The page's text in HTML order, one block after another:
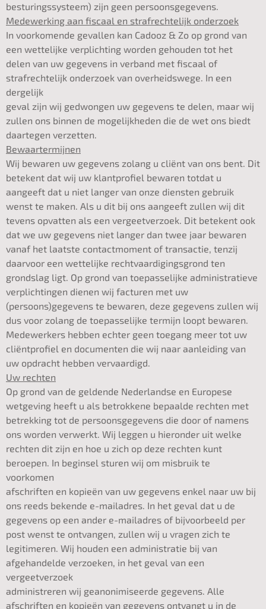
besturingssysteem) zijn geen persoonsgegevens.
Medewerking aan fiscaal en strafrechtelijk onderzoek
In voorkomende gevallen kan Cadooz & Zo op grond van
een wettelijke verplichting worden gehouden tot het
delen van uw gegevens in verband met fiscaal of
strafrechtelijk onderzoek van overheidswege. In een
dergelijk
geval zijn wij gedwongen uw gegevens te delen, maar wij
zullen ons binnen de mogelijkheden die de wet ons biedt
daartegen verzetten.
Bewaartermijnen
Wij bewaren uw gegevens zolang u cliënt van ons bent. Dit
betekent dat wij uw klantprofiel bewaren totdat u
aangeeft dat u niet langer van onze diensten gebruik
wenst te maken. Als u dit bij ons aangeeft zullen wij dit
tevens opvatten als een vergeetverzoek. Dit betekent ook
dat we uw gegevens niet langer dan twee jaar bewaren
vanaf het laatste contactmoment of transactie, tenzij
daarvoor een wettelijke rechtvaardigingsgrond ten
grondslag ligt. Op grond van toepasselijke administratieve
verplichtingen dienen wij facturen met uw
(persoons)gegevens te bewaren, deze gegevens zullen wij
dus voor zolang de toepasselijke termijn loopt bewaren.
Medewerkers hebben echter geen toegang meer tot uw
cliëntprofiel en documenten die wij naar aanleiding van
uw opdracht hebben vervaardigd.
Uw rechten
Op grond van de geldende Nederlandse en Europese
wetgeving heeft u als betrokkene bepaalde rechten met
betrekking tot de persoonsgegevens die door of namens
ons worden verwerkt. Wij leggen u hieronder uit welke
rechten dit zijn en hoe u zich op deze rechten kunt
beroepen. In beginsel sturen wij om misbruik te
voorkomen
afschriften en kopieën van uw gegevens enkel naar uw bij
ons reeds bekende e-mailadres. In het geval dat u de
gegevens op een ander e-mailadres of bijvoorbeeld per
post wenst te ontvangen, zullen wij u vragen zich te
legitimeren. Wij houden een administratie bij van
afgehandelde verzoeken, in het geval van een
vergeetverzoek
administreren wij geanonimiseerde gegevens. Alle
afschriften en kopieën van gegevens ontvangt u in de